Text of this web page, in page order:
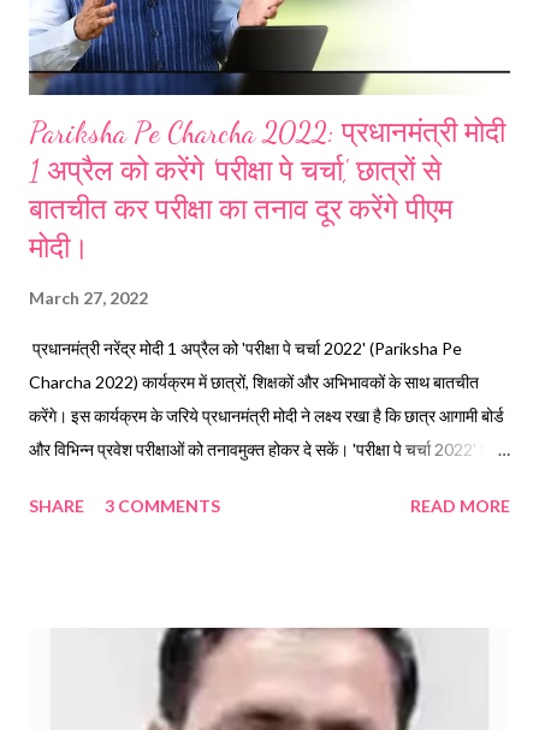
Pariksha Pe Charcha 2022: प्रधानमंत्री मोदी
1 अप्रैल को करेंगे 'परीक्षा पे चर्चा', छात्रों से
बातचीत कर परीक्षा का तनाव दूर करेंगे पीएम
मोदी।
March 27, 2022
प्रधानमंत्री नरेंद्र मोदी 1 अप्रैल को 'परीक्षा पे चर्चा 2022' (Pariksha Pe
Charcha 2022) कार्यक्रम में छात्रों, शिक्षकों और अभिभावकों के साथ बातचीत
करेंगे। इस कार्यक्रम के जरिये प्रधानमंत्री मोदी ने लक्ष्य रखा है कि छात्र आगामी बोर्ड
और विभिन्न प्रवेश परीक्षाओं को तनावमुक्त होकर दे सकें। 'परीक्षा पे चर्चा 2022' का
2022 का 5वां संस्करण 1 अप्रैल 2022 को छात्रों के लिए प्रधानमंत्री मोदी के
में आयोजित होने जा रहा है। माननीय प्रधानमंत्री नरेंद्र मोदी छात्रों के साथ बातचीत
करेंगे और परीक्षा के तनाव को दूर करने के तरीके पर अपनी मन की बात साझा करेंगे।
बने रहें!" 12 लाख से अधिक छात्रों ने किया है PPC 2022 के लिए रजिस्ट्रेशन
SHARE 3 COMMENTS READ MORE